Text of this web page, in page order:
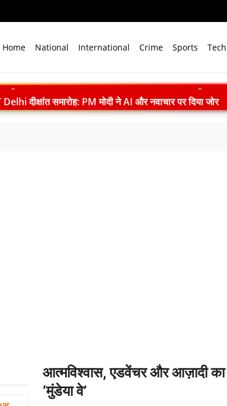
Home National International Crime Sports
दीक्षांत समारोह: PM मोदी ने AI और नवाचार पर दिया जोर
Day: राष्ट्रीय युद्ध स्मारक में वायुसेना बैंड की
मखाना की ऑस्ट्रेलिया तक पहुंच, 18 टन की पहली समुद्री खेप
आत्मविश्वास, एडवेंचर और आज़ादी का
‘मुंडेया वे’